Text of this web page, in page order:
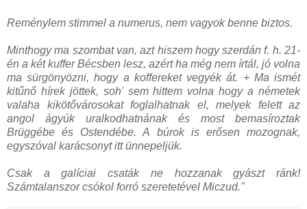
Reménylem stimmel a numerus, nem vagyok benne biztos.
Minthogy ma szombat van, azt hiszem hogy szerdán f. h. 21-
én a két kuffer Bécsben lesz, azért ha még nem írtál, jó volna
ma sürgönyözni, hogy a koffereket vegyék át. + Ma ismét
kitűnő hírek jöttek, soh' sem hittem volna hogy a németek
valaha kikötővárosokat foglalhatnak el, melyek felett az
angol ágyúk uralkodhatnának és most bemasíroztak
Brüggébe és Ostendébe. A búrok is erősen mozognak,
egyszóval karácsonyt itt ünnepeljük.
Csak a galíciai csaták ne hozzanak gyászt ránk!
Számtalanszor csókol forró szeretetével Miczud."